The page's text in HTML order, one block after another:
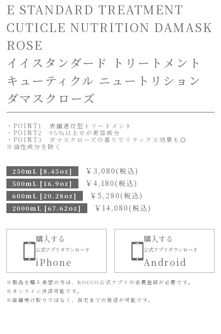
E STANDARD TREATMENT
CUTICLE NUTRITION DAMASK
ROSE
イイスタンダード トリートメント
キューティクル ニュートリション
ダマスクローズ
・POINT1 表面速攻型トリートメント
・POINT2 95％以上※が美容成分
・POINT3 ダマスクローズの香りでリラックス効果も◎
※油性成分を除く
250mL [8.45oz] ￥ 3,080(税込)
500mL [16.9oz] ￥4,180(税込)
600mL [20.28oz] ￥ 5,280(税込)
2000mL [67.62oz] ￥ 14,080(税込)
購入する
公式アプリダウンロード
iPhone
購入する
公式アプリダウンロード
Android
※製品を購入希望の方は、ROCCO公式アプリの会員登録が必要です。
※ オンライン決済可能です。
※店舗受け取りではなく、自宅までの発送が可能です。